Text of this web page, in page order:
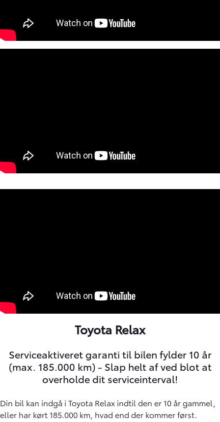
Toyota Relax
Serviceaktiveret garanti til bilen fylder 10 år
(max. 185.000 km) - Slap helt af ved blot at
overholde dit serviceinterval!
Din bil kan indgå i Toyota Relax indtil den er 10 år gammel,
eller har kørt 185.000 km, hvad end der kommer først.